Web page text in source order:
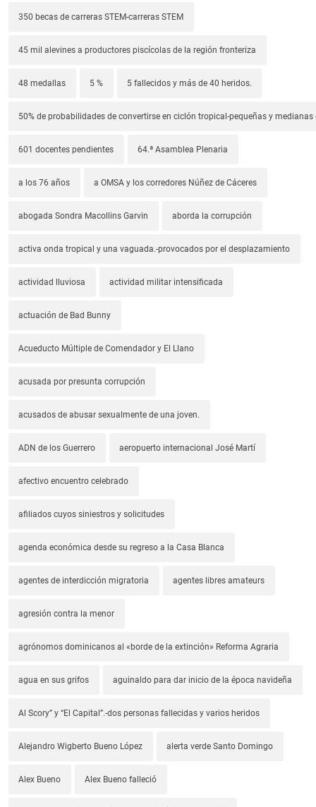
350 becas de carreras STEM-carreras STEM
45 mil alevines a productores piscícolas de la región fronteriza
48 medallas 5 % 5 fallecidos y más de 40 heridos.
50% de probabilidades de convertirse en ciclón tropical-pequeñas y
601 docentes pendientes 64.ª Asamblea Plenaria
a los 76 años a OMSA y los corredores Núñez de Cáceres
abogada Sondra Macollins Garvin aborda la corrupción
activa onda tropical y una vaguada.-provocados por el desplazamiento
actividad lluviosa actividad militar intensificada
actuación de Bad Bunny
Acueducto Múltiple de Comendador y El Llano
acusada por presunta corrupción
acusados de abusar sexualmente de una joven.
ADN de los Guerrero aeropuerto internacional José Martí
afectivo encuentro celebrado
afiliados cuyos siniestros y solicitudes
agenda económica desde su regreso a la Casa Blanca
agentes de interdicción migratoria agentes libres amateurs
agresión contra la menor
agrónomos dominicanos al «borde de la extinción» Reforma Agraria
agua en sus grifos aguinaldo para dar inicio de la época navideña
Al Scory” y “El Capital”.-dos personas fallecidas y varios heridos
Alejandro Wigberto Bueno López alerta verde Santo Domingo
Alex Bueno Alex Bueno falleció